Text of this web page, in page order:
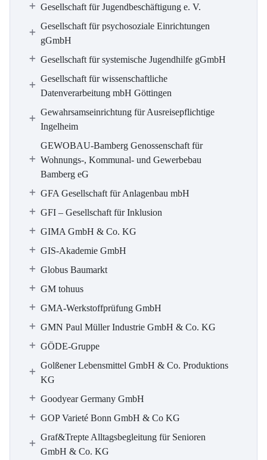
Gesellschaft für Jugendbeschäftigung e. V.
Gesellschaft für psychosoziale Einrichtungen
gGmbH
Gesellschaft für systemische Jugendhilfe gGmbH
Gesellschaft für wissenschaftliche
Datenverarbeitung mbH Göttingen
Gewahrsamseinrichtung für Ausreisepflichtige
Ingelheim
GEWOBAU-Bamberg Genossenschaft für
Wohnungs-, Kommunal- und Gewerbebau
Bamberg eG
GFA Gesellschaft für Anlagenbau mbH
GFI – Gesellschaft für Inklusion
GIMA GmbH & Co. KG
GIS-Akademie GmbH
Globus Baumarkt
GM tohuus
GMA-Werkstoffprüfung GmbH
GMN Paul Müller Industrie GmbH & Co. KG
GÖDE-Gruppe
Golßener Lebensmittel GmbH & Co. Produktions
KG
Goodyear Germany GmbH
GOP Varieté Bonn GmbH & Co KG
Graf&Trepte Alltagsbegleitung für Senioren
GmbH & Co. KG